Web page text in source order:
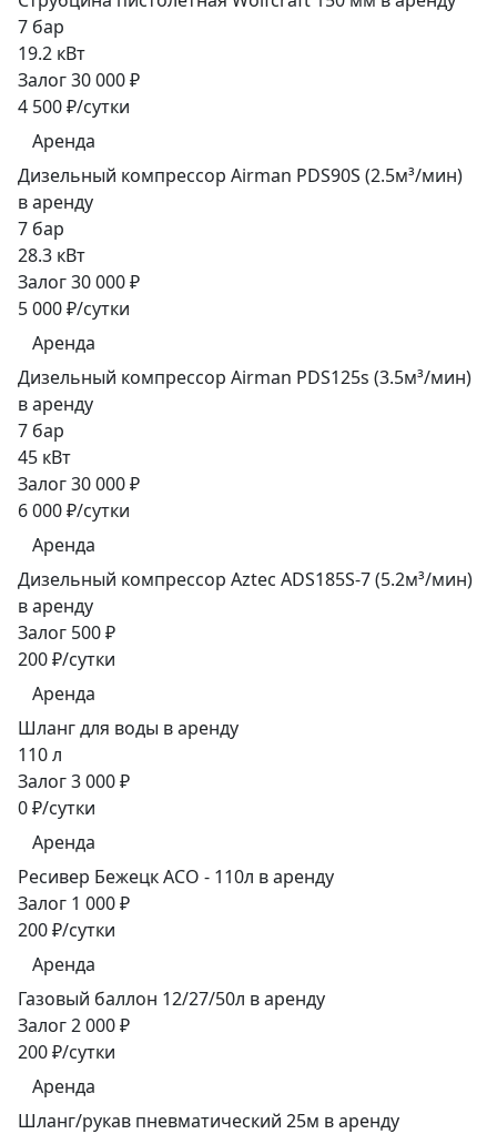
7 бар
19.2 кВт
Залог 30 000 ₽
4 500 ₽/сутки
Аренда
Дизельный компрессор Airman PDS90S (2.5м³/мин)
в аренду
7 бар
28.3 кВт
Залог 30 000 ₽
5 000 ₽/сутки
Аренда
Дизельный компрессор Airman PDS125s (3.5м³/мин)
в аренду
7 бар
45 кВт
Залог 30 000 ₽
6 000 ₽/сутки
Аренда
Дизельный компрессор Aztec ADS185S-7 (5.2м³/мин)
в аренду
Залог 500 ₽
200 ₽/сутки
Аренда
Шланг для воды в аренду
110 л
Залог 3 000 ₽
0 ₽/сутки
Аренда
Ресивер Бежецк АСО - 110л в аренду
Залог 1 000 ₽
200 ₽/сутки
Аренда
Газовый баллон 12/27/50л в аренду
Залог 2 000 ₽
200 ₽/сутки
Аренда
Шланг/рукав пневматический 25м в аренду